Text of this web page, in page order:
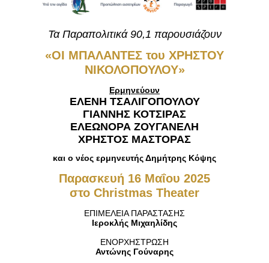
Τα Παραπολιτικά 90,1 παρουσιάζουν
«ΟI ΜΠΑΛΑΝΤΕΣ του ΧΡΗΣΤΟΥ
ΝΙΚΟΛΟΠΟΥΛΟΥ»
Ερμηνεύουν
ΕΛΕΝΗ ΤΣΑΛΙΓΟΠΟΥΛΟΥ
ΓΙΑΝΝΗΣ ΚΟΤΣΙΡΑΣ
ΕΛΕΩΝΟΡΑ ΖΟΥΓΑΝΕΛΗ
ΧΡΗΣΤΟΣ ΜΑΣΤΟΡΑΣ
και ο νέος ερμηνευτής Δημήτρης Κόψης
Παρασκευή 16 Μαΐου 2025
στο Christmas Theater
ΕΠΙΜΕΛΕΙΑ ΠΑΡΑΣΤΑΣΗΣ
Ιεροκλής Μιχαηλίδης
ΕΝΟΡΧΗΣΤΡΩΣΗ
Αντώνης Γούναρης